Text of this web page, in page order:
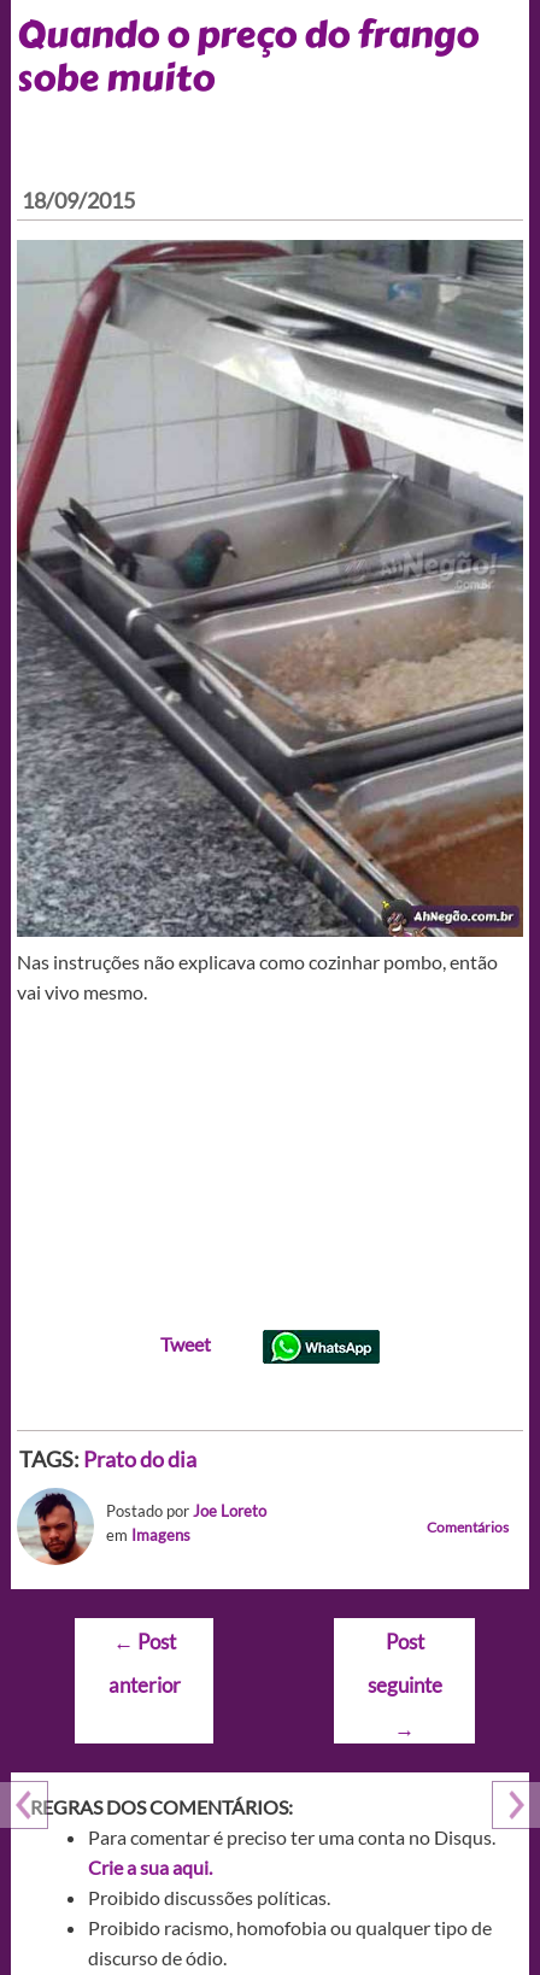
Quando o preço do frango
sobe muito
18/09/2015
Nas instruções não explicava como cozinhar pombo, então
vai vivo mesmo.
Tweet
TAGS: Prato do dia
Postado porJoe Loreto
em Imagens Comentários
Navegação
Post
← Post
anterior
Post
seguinte
→
REGRAS DOS COMENTÁRIOS:
Para comentar é preciso ter uma conta no Disqus.
Crie a sua aqui.
Proibido discussões políticas.
Proibido racismo, homofobia ou qualquer tipo de
discurso de ódio.